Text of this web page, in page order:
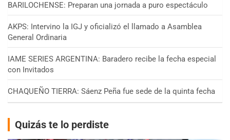
BARILOCHENSE: Preparan una jornada a puro espectáculo
AKPS: Intervino la IGJ y oficializó el llamado a Asamblea
General Ordinaria
IAME SERIES ARGENTINA: Baradero recibe la fecha especial
con Invitados
CHAQUEÑO TIERRA: Sáenz Peña fue sede de la quinta fecha
Quizás te lo perdiste